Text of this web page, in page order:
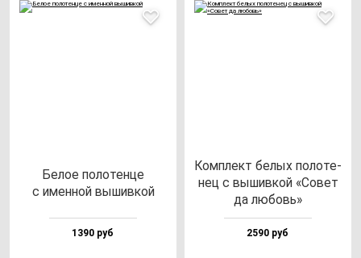
Белое по­ло­тен­це
с имен­ной вы­шив­кой
1390 руб
Ком­плект бе­лых по­ло­те­
нец с вы­шив­кой «Совет
да лю­бовь»
2590 руб